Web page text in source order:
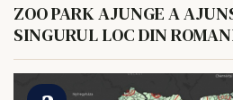
ZOO PARK AJUNGE A
SINGURUL LOC DIN
HRANI UN ELEFANT